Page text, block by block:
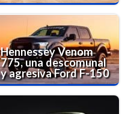
Hennessey Venom
775, una descomunal
y agresiva Ford F-150